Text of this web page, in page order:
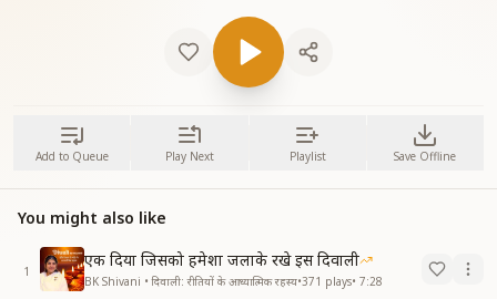
Add to Queue Play Next Playlist Save Offline
You might also like
1
एक दिया जिसको हमेशा जलाके रखे इस दिवाली
BK Shivani • दिवाली: रीतियों के आध्यात्मिक रहस्य•371 plays• 7:28